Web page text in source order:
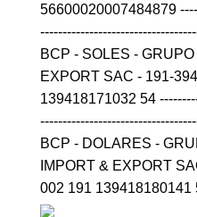
56600020007484879
BCP - SOLES -
EXPORT SAC - 191-
139418171032 54
BCP - DOLARES -
IMPORT & EXPORT
002 191 139418180141